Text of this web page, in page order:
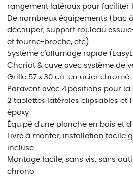
rangement latéraux pour faciliter
De nombreux équipements (bac
découper, support rouleau
et tourne-broche, etc)
Système d'allumage rapide
Chariot & cuve avec système de
Grille 57 x 30 cm en acier chromé
Paravent avec 4 positions pour la
2 tablettes latérales clipsables et
époxy
Équipé d'une planche en bois et
Livré à monter, installation facile
incluse
Montage facile, sans vis, sans
chrono